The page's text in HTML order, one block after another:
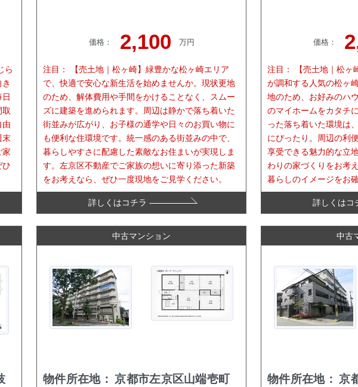
ら
由
末
家
ひ
価格： 2,100 万円
注目：
【売土地｜松ヶ崎】緑豊かな松ヶ崎エリア
で、快適で安心な新生活を始めませんか。現状更地
のため、解体費用や手間をかけることなく、スムー
ズに建築を進められます。周辺は静かで落ち着いた
街並みが広がり、お子様の通学や日々のお買い物に
も便利な住環境です。統一感のある街並みの中で、
暮らしやすさに配慮した素敵なお住まいが実現しま
す。左京区不動産でご家族の想いに寄り添った新築
をお考えなら、ぜひ一度現地をご見学ください。
詳しくはコチラ
価格：
注目：
【売土地｜松
が調和する人気の松ヶ
地のため、お好みのハ
のマイホームをカタチ
った落ち着いた環境は
にぴったり。周辺の利
享受できる魅力的な立
わりの家づくりをお考
暮らしのイメージをお
詳しくはコ
中古マンション
物件所在地：京都市左京区山端壱町
中古
物件所在地：京